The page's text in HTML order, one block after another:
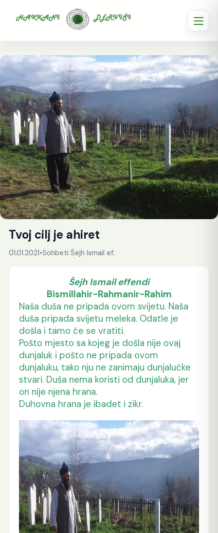
Tvoj cilj je ahiret
01.01.2021•Sohbeti Šejh Ismail ef.
Šejh Ismail effendi
Bismillahir-Rahmanir-Rahim
Naša duša ne pripada ovom svijetu. Naša
duša pripada svijetu meleka. Odatle je
došla i tamo će se vratiti.
Pošto mjesto sa kojeg je došla nije ovaj
dunjaluk i pošto ne pripada ovom
dunjaluku, tako nju ne zanimaju dunjalučke
stvari. Duša nema koristi od dunjaluka, jer
on nije njena hrana.
Duhovna hrana je ibadet i zikr.